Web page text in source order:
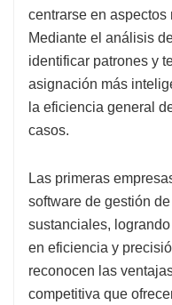
centrarse en aspectos
Mediante el análisis
identificar patrones y
asignación más
la eficiencia general
casos.
Las primeras
software de gestión
sustanciales,
en eficiencia y
reconocen las
competitiva que